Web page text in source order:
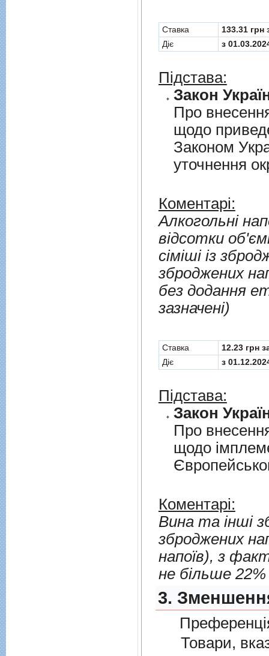
Cтавка
133.31 грн
Діє
з
Підстава:
Закон
Про
щодо
Законом
уточнення
Коментарі:
Алкогольні
відсотки
сіміші із
зброджених
без додання
зазначені)
Cтавка
12.23 грн
Діє
з
Підстава:
Закон
Про
щодо
Коментарі:
Вина та інші
зброджених
напоїв), з фактичною міцністю більше 1, 2% об., але
не більше
3.
Товари,